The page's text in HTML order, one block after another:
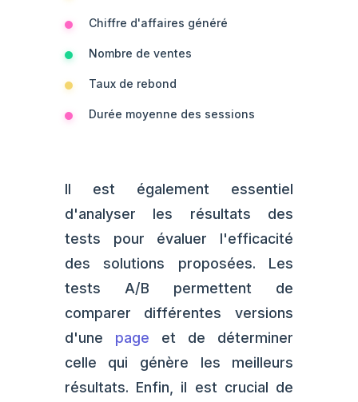
Chiffre d'affaires généré
Nombre de ventes
Taux de rebond
Durée moyenne des sessions
Il est également essentiel
d'analyser les résultats des
tests pour évaluer l'efficacité
des solutions proposées. Les
tests A/B permettent de
comparer différentes versions
d'une page et de déterminer
celle qui génère les meilleurs
résultats. Enfin, il est crucial de